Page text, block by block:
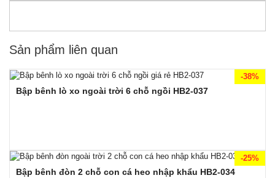
Sản phẩm liên quan
-38%
Bập bênh lò xo ngoài trời 6 chỗ ngồi HB2-037
-25%
Bập bênh đòn 2 chỗ con cá heo nhập khẩu HB2-034